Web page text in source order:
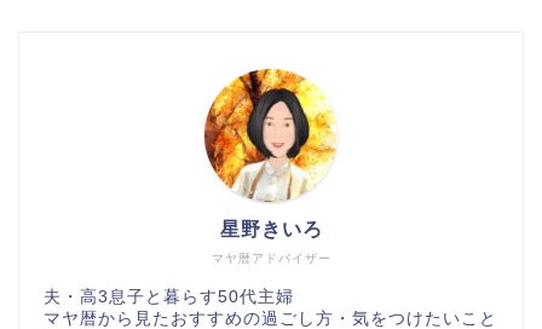
マヤ暦アドバイザー
星野きいろ
夫・高3息子と暮らす50代主婦
マヤ暦から見たおすすめの過ごし方・気をつけたいこと